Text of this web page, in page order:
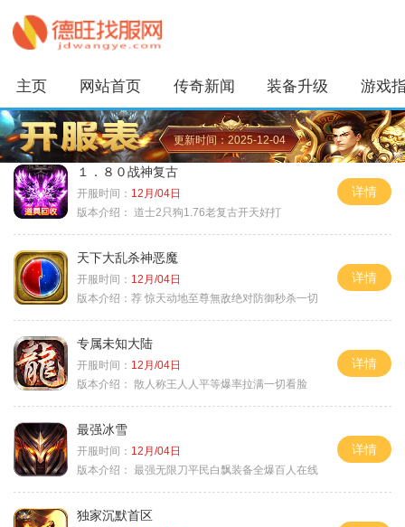
主页 网站首页 传奇新闻 装备升级 游戏
更新时间：2025-12-04
１．８０战神复古
开服时间： 12月/04日
版本介绍： 道士2只狗1.76老复古开天好打
详情
天下大乱杀神恶魔
开服时间： 12月/04日
版本介绍： 荐 惊天动地至尊無敌绝对防御秒杀一切
详情
专属未知大陆
开服时间： 12月/04日
版本介绍： 散人称王人人平等爆率拉满一切看脸
详情
最强冰雪
开服时间： 12月/04日
版本介绍： 最强无限刀平民白飘装备全爆百人在线
详情
独家沉默首区